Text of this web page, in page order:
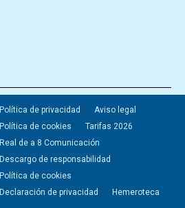
Política de privacidad
Aviso legal
Política de cookies
Tarifas 2026
Real de a 8 Comunicación
Descargo de responsabilidad
Política de cookies
Declaración de privacidad
Hemeroteca